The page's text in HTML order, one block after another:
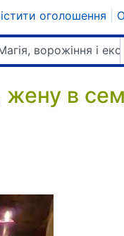
оголошення
ворожіння і
в